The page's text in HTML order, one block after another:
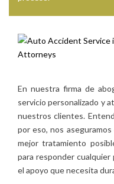
En nuestra firma de
servicio personalizado y
nuestros clientes.
por eso, nos
mejor tratamiento
para responder
el apoyo que necesita